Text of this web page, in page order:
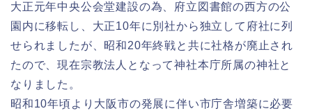
大正元年中央公会堂建設の為、府立図書館の西方の公
園内に移転し、大正10年に別社から独立して府社に列
せられましたが、昭和20年終戦と共に社格が廃止され
たので、現在宗教法人となって神社本庁所属の神社と
なりました。
昭和10年頃より大阪市の発展に伴い市庁舎増築に必要